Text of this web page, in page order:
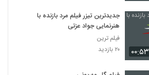
دانلود فیلم ایرانی کلاغ پر
دانلود فیلم چراغی در مه به کارگردانی پناه بر خدا
۰۰:۵۳
جدیدترین تیزر فیلم مرد بازنده با
هنرنمایی جواد عزتی
فیلم ترین
۲۰ بازدید